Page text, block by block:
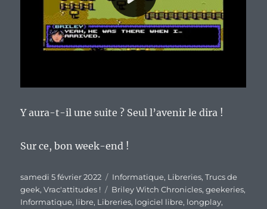
Y aura-t-il une suite ? Seul l’avenir le dira !
Sur ce, bon week-end !
Publié
le
samedi 5 février 2022 Catégories
Informatique, Libreries,Trucs de
geek,Vrac'attitudes ! Étiquettes
Briley Witch Chronicles,geekeries,
Informatique, libre, Libreries, logiciel libre, longplay,